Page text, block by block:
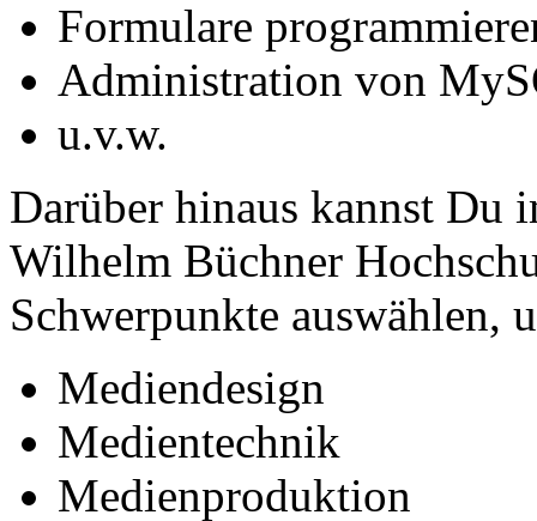
Formulare
Administration von
u.v.w.
Darüber hinaus kannst Du
Wilhelm Büchner
Schwerpunkte auswählen,
Mediendesign
Medientechnik
Medienproduktion